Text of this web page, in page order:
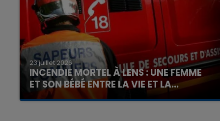
23 juillet 2026
INCENDIE MORTEL À LENS : UNE FEMME
ET SON BÉBÉ ENTRE LA VIE ET LA...
Un homme s'est immolé par le feu après avoir